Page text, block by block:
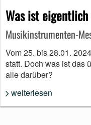
Was ist
Musikinstrumenten-
Vom 25. bis 28.01.
statt. Doch was ist das
alle darüber?
weiterlesen